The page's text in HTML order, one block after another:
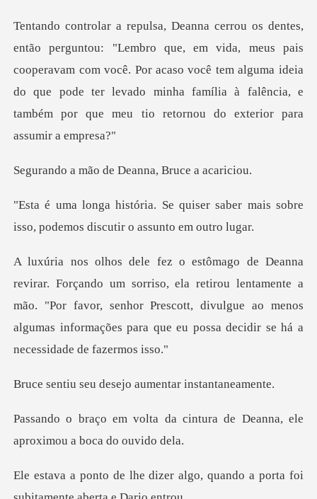
, meus pais
cooperavam com você. Por acaso você tem alguma ideia
do que pode ter levado minh
de Deanna, Bru
ser saber mais sobre
isso, podemos
ela retirou lentamente a
mão. "Por favor, senhor Prescott, divulgue ao menos
alg
desejo aumentar i
cintura de Deanna, ele
apro
r algo, quando a porta foi